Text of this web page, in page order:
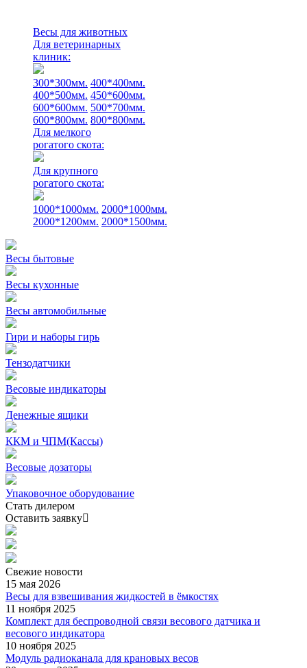
Весы для животных
Для ветеринарных
клиник:
300*300мм. 400*400мм.
400*500мм. 450*600мм.
600*600мм. 500*700мм.
600*800мм. 800*800мм.
Для мелкого
рогатого скота:
Для крупного
рогатого скота:
1000*1000мм. 2000*1000мм.
2000*1200мм. 2000*1500мм.
Весы бытовые
Весы кухонные
Весы автомобильные
Гири и наборы гирь
Тензодатчики
Весовые индикаторы
Денежные ящики
ККМ и ЧПМ(Кассы)
Весовые дозаторы
Упаковочное оборудование
Стать дилером
Оставить заявку
Свежие новости
15 мая 2026
Весы для взвешивания жидкостей в ёмкостях
11 ноября 2025
Комплект для беспроводной связи весового датчика и
весового индикатора
10 ноября 2025
Модуль радиоканала для крановых весов